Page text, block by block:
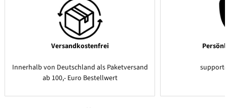
Versandkostenfrei
Innerhalb von Deutschland als Paketversand
ab 100,- Euro Bestellwert